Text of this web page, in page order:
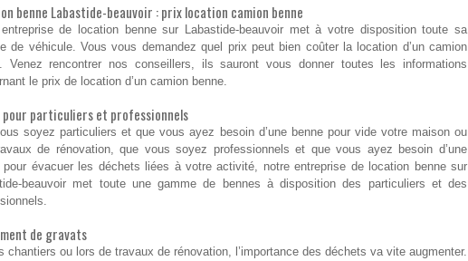
benne Labastide-beauvoir : prix location camion benne
entreprise de location benne sur Labastide-beauvoir met à votre disposition toute sa
de véhicule. Vous vous demandez quel prix peut bien coûter la location d’un camion
Venez rencontrer nos conseillers, ils sauront vous donner toutes les informations
le prix de location d’un camion benne.
pour particuliers et professionnels
soyez particuliers et que vous ayez besoin d’une benne pour vide votre maison ou
de rénovation, que vous soyez professionnels et que vous ayez besoin d’une
pour évacuer les déchets liées à votre activité, notre entreprise de location benne sur
beauvoir met toute une gamme de bennes à disposition des particuliers et des
de gravats
chantiers ou lors de travaux de rénovation, l’importance des déchets va vite augmenter.